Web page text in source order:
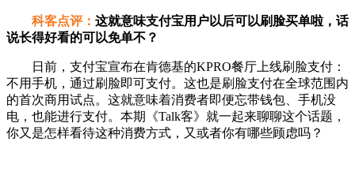
科客点评： 这就意味支付宝用户以后可以刷脸买单啦，话
说长得好看的可以免单不？
日前，支付宝宣布在肯德基的KPRO餐厅上线刷脸支付：
不用手机，通过刷脸即可支付。这也是刷脸支付在全球范围内
的首次商用试点。这就意味着消费者即便忘带钱包、手机没
电，也能进行支付。本期《Talk客》就一起来聊聊这个话题，
你又是怎样看待这种消费方式，又或者你有哪些顾虑吗？